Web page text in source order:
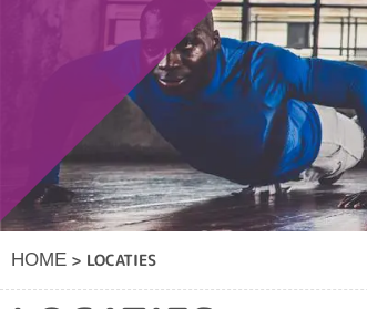
HOME > LOCATIES